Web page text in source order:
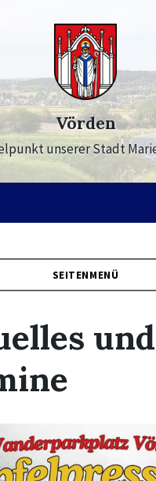
Vörden
unserer Stadt
SEITENMENÜ
und